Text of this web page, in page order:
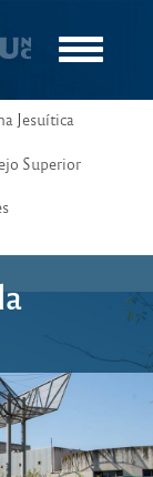
Toggle
Jesuítica
Superior